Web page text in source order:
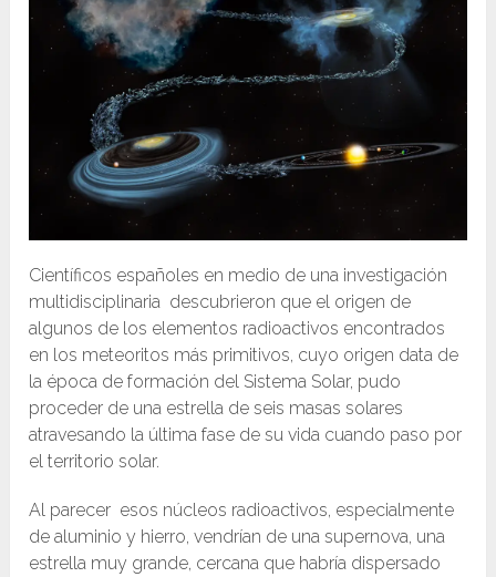
Científicos españoles en medio de una investigación
multidisciplinaria descubrieron que el origen de
algunos de los elementos radioactivos encontrados
en los meteoritos más primitivos, cuyo origen data de
la época de formación del Sistema Solar, pudo
proceder de una estrella de seis masas solares
atravesando la última fase de su vida cuando paso por
el territorio solar.
Al parecer esos núcleos radioactivos, especialmente
de aluminio y hierro, vendrían de una supernova, una
estrella muy grande, cercana que habría dispersado